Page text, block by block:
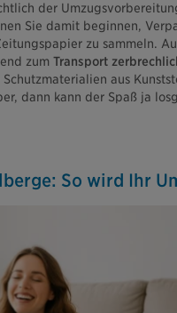
der
Sie damit beginnen,
zu sammeln.
zum Transport
aus
dann kann der Spaß ja
So wird Ihr